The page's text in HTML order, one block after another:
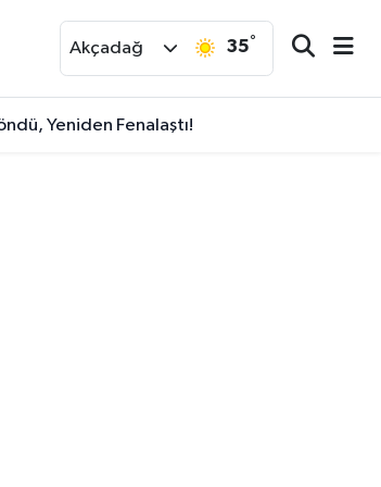
Akçadağ 35°
Yeniden Fenalaştı!